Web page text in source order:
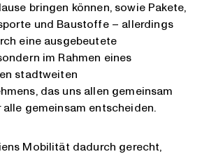
bringen können, sowie Pakete,
und Baustoffe – allerdings
eine ausgebeutete
im Rahmen eines
stadtweiten
das uns allen gemeinsam
gemeinsam entscheiden.
Mobilität dadurch gerecht,